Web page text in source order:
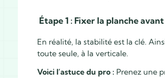
Étape 1 : Fixer la planche
En réalité, la stabilité est la clé.
toute seule, à la verticale.
Voici l’astuce du pro : Prenez une